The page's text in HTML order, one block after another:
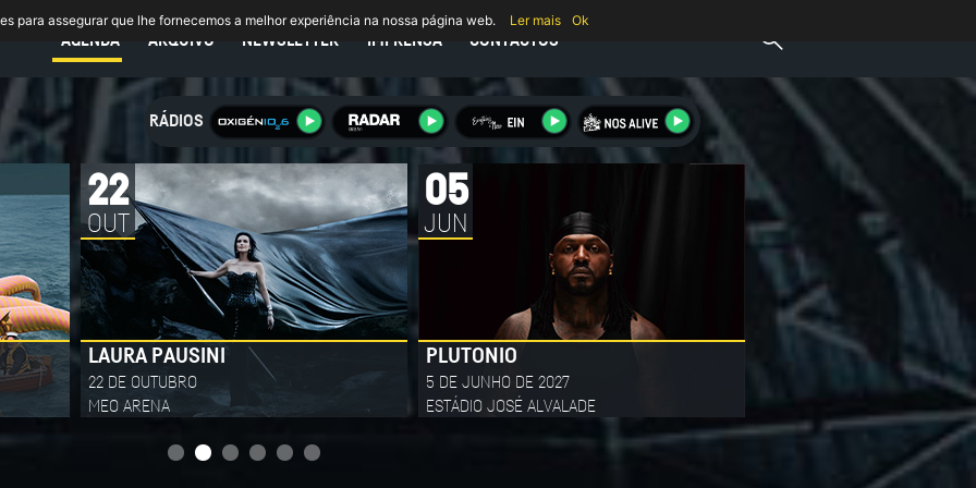
AGENDA ARQUIVO NEWSLETTER IMPRENSA CONTACTOS
RÁDIOS
PLUTONIO
5 DE JUNHO DE 2027
ESTÁDIO JOSÉ ALVALADE
05
JUN
D'ZRT
19 DE JUNHO DE 2027
PASSEIO MARÍTIMO DE ALGÉS
19
JUN
PEDRO SAMPAIO
PASSEIO MARÍTIMO DE ALGÉS
17
JUL
para assegurar que lhe fornecemos a melhor experiência na nossa página web. Ler mais Ok